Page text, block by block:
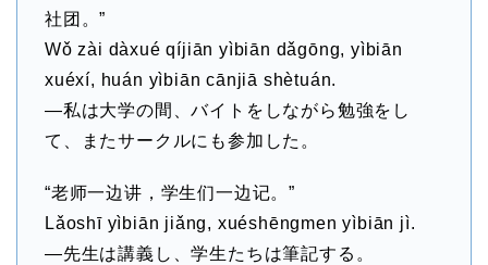
社团。”
Wǒ zài dàxué qíjiān yìbiān dǎgōng, yìbiān
xuéxí, huán yìbiān cānjiā shètuán.
—私は大学の間、バイトをしながら勉強をし
て、またサークルにも参加した。
“老师一边讲，学生们一边记。”
Lǎoshī yìbiān jiǎng, xuéshēngmen yìbiān jì.
—先生は講義し、学生たちは筆記する。